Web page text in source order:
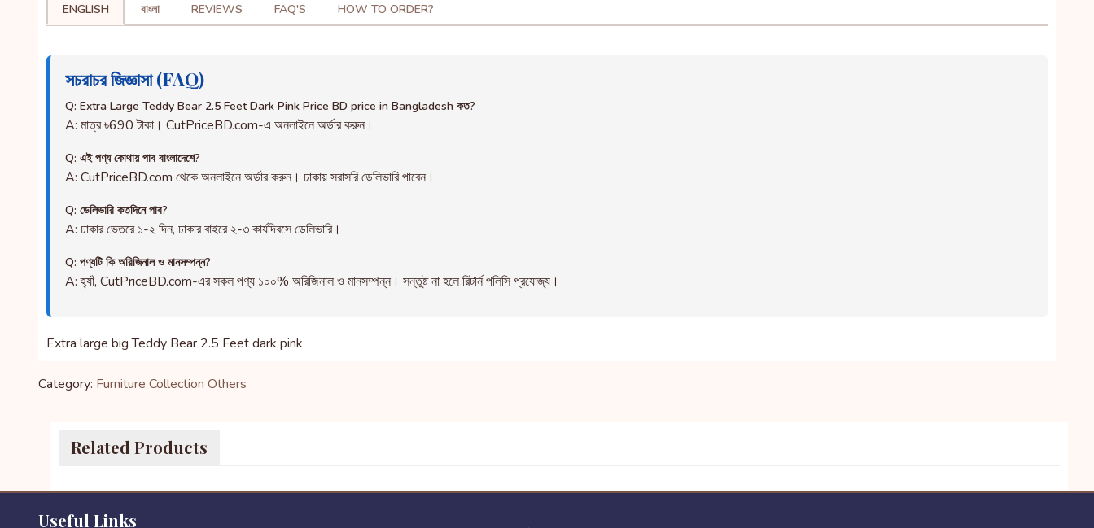
ENGLISH বাংলা REVIEWS FAQ'S HOW TO ORDER?
সচরাচর জিজ্ঞাসা (FAQ)
Q: Extra Large Teddy Bear 2.5 Feet Dark Pink Price BD price in Bangladesh কত?
A: মাত্র ৳690 টাকা। CutPriceBD.com-এ অনলাইনে অর্ডার করুন।
Q: এই পণ্য কোথায় পাব বাংলাদেশে?
A: CutPriceBD.com থেকে অনলাইনে অর্ডার করুন। ঢাকায় সরাসরি ডেলিভারি পাবেন।
Q: ডেলিভারি কতদিনে পাব?
A: ঢাকার ভেতরে ১-২ দিন, ঢাকার বাইরে ২-৩ কার্যদিবসে ডেলিভারি।
Q: পণ্যটি কি অরিজিনাল ও মানসম্পন্ন?
A: হ্যাঁ, CutPriceBD.com-এর সকল পণ্য ১০০% অরিজিনাল ও মানসম্পন্ন। সন্তুষ্ট না হলে রিটার্ন পলিসি প্রযোজ্য।
Extra large big Teddy Bear 2.5 Feet dark pink
Category: Furniture Collection Others
Related Products
Useful Links